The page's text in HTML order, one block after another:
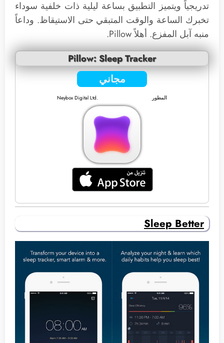
تدريجياً ويتميز التطبيق بساعة ليلية ذات خلفية سوداء
تخبرك الساعة والوقت المتبقي حتى الاستيقاظ. وداعاً
منبه آبل المفزع. أهلاً Pillow.
Pillow: Sleep Tracker
مجاني
المطور Neybox Digital Ltd.
Sleep Better